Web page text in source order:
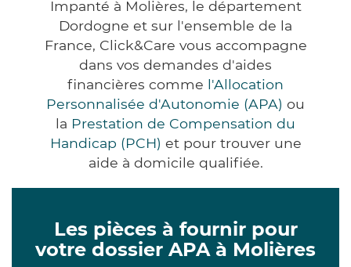
Impanté à Molières, le département
Dordogne et sur l'ensemble de la
France, Click&Care vous accompagne
dans vos demandes d'aides
financières comme l'Allocation
Personnalisée d'Autonomie (APA) ou
la Prestation de Compensation du
Handicap (PCH) et pour trouver une
aide à domicile qualifiée.
Les pièces à fournir pour
votre dossier APA à Molières